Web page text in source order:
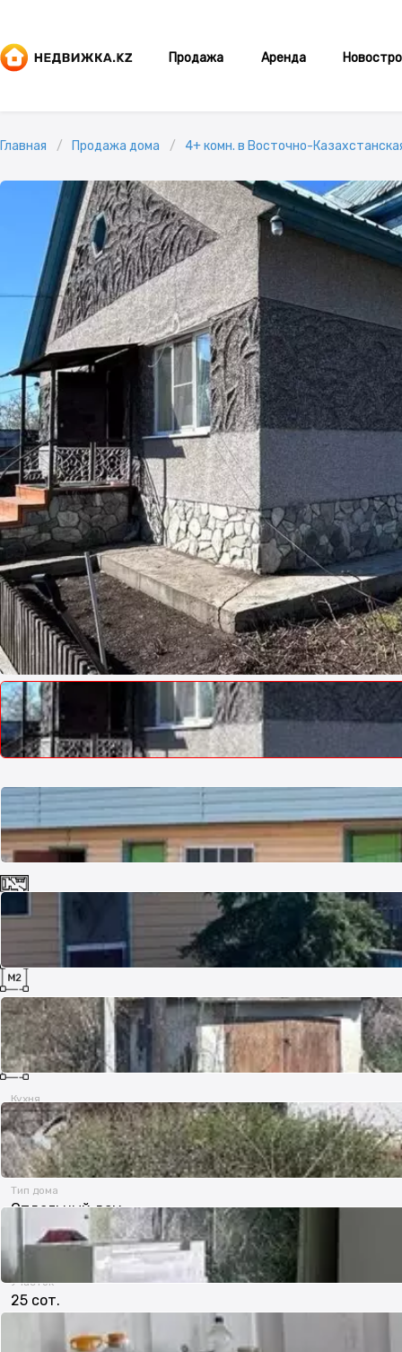
Продажа Аренда
Главная Продажа дома 4+ комн. в Восточно-
Комнат
Площадь
165.5 м²
Кухня
10.8 м²
Тип дома
Отдельный дом
Участок
25 сот.